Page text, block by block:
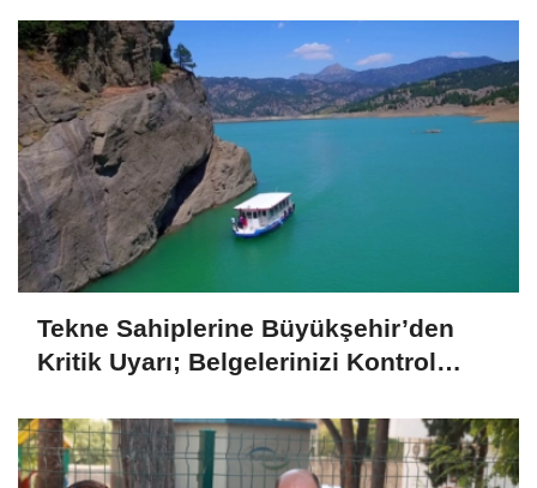
Tekne Sahiplerine Büyükşehir’den
Kritik Uyarı; Belgelerinizi Kontrol